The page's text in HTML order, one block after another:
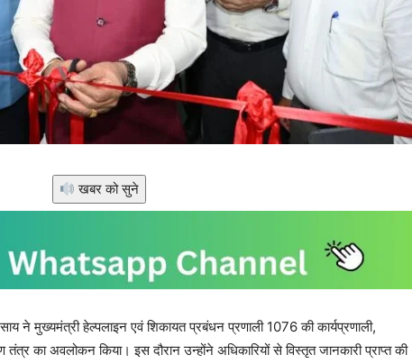
खबर को सुने
ने मुख्यमंत्री हेल्पलाइन एवं शिकायत प्रबंधन प्रणाली 1076 की कार्यप्रणाली,
का अवलोकन किया। इस दौरान उन्होंने अधिकारियों से विस्तृत जानकारी प्राप्त की